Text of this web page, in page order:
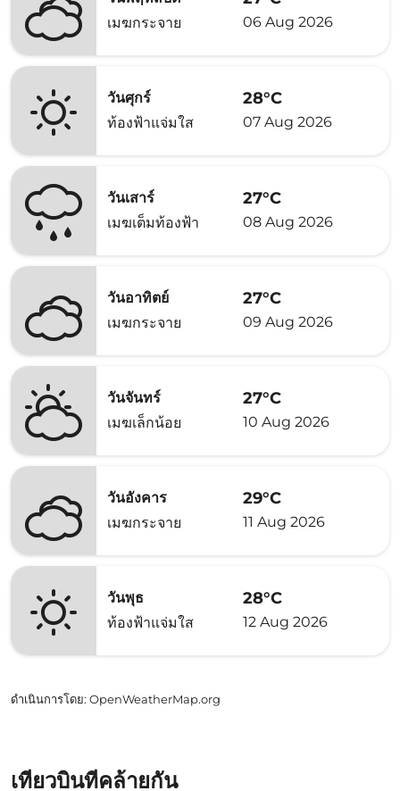
เมฆกระจาย
06 Aug 2026
วันศุกร์
ท้องฟ้าแจ่มใส
28°C
07 Aug 2026
วันเสาร์
เมฆเต็มท้องฟ้า
27°C
08 Aug 2026
วันอาทิตย์
เมฆกระจาย
27°C
09 Aug 2026
วันจันทร์
เมฆเล็กน้อย
27°C
10 Aug 2026
วันอังคาร
เมฆกระจาย
29°C
11 Aug 2026
วันพุธ
ท้องฟ้าแจ่มใส
28°C
12 Aug 2026
ดำเนินการโดย: OpenWeatherMap.org
เที่ยวบินที่คล้ายกัน